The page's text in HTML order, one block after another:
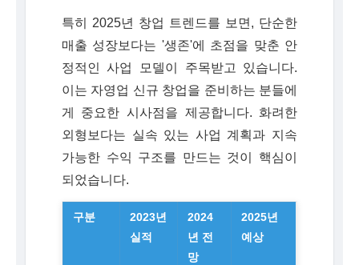
특히 2025년 창업 트렌드를 보면, 단순한
매출 성장보다는 '생존'에 초점을 맞춘 안
정적인 사업 모델이 주목받고 있습니다.
이는 자영업 신규 창업을 준비하는 분들에
게 중요한 시사점을 제공합니다. 화려한
외형보다는 실속 있는 사업 계획과 지속
가능한 수익 구조를 만드는 것이 핵심이
되었습니다.
구분
2023년
실적
2024
년 전
망
2025년
예상